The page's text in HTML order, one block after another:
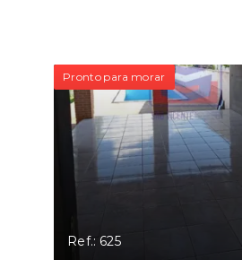
Pronto para morar
Ref.: 625